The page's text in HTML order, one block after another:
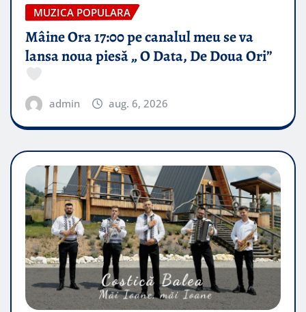
MUZICA POPULARA
Mâine Ora 17:00 pe canalul meu se va
lansa noua piesă „ O Data, De Doua Ori”
admin aug. 6, 2026